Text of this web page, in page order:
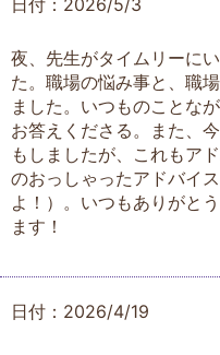
夜、先生がタイムリーに
た。職場の悩み事と、職
ました。いつものことな
お答えくださる。また、
もしましたが、これもア
のおっしゃったアドバイ
よ！）。いつもありがと
ます！
日付：2026/4/19